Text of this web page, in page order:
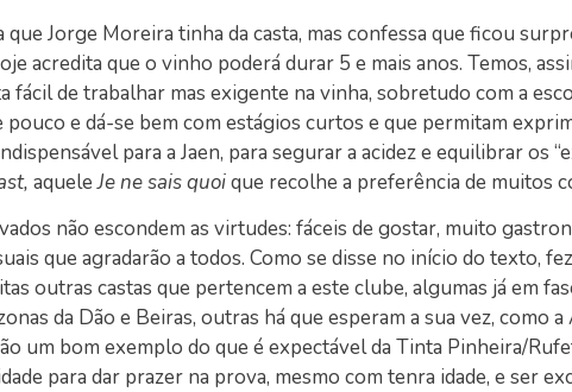
que Jorge Moreira tinha da casta, mas confessa que ficou
acredita que o vinho poderá durar 5 e mais anos. Temos,
fácil de trabalhar mas exigente na vinha, sobretudo com a
pouco e dá-se bem com estágios curtos e que permitam
para a Jaen, para segurar a acidez e equilibrar os
aqueleJe ne sais quoique recolhe a preferência de muitos
não escondem as virtudes: fáceis de gostar, muito
que agradarão a todos. Como se disse no início do texto,
outras castas que pertencem a este clube, algumas já em
da Dão e Beiras, outras há que esperam a sua vez, como
um bom exemplo do que é expectável da Tinta Pinheira/
para dar prazer na prova, mesmo com tenra idade, e ser